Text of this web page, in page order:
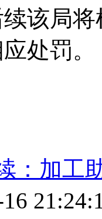
该局
处罚
：加工